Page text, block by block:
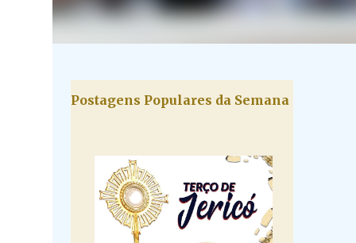
Postagens Populares da Semana